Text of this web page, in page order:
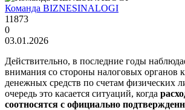
Команда BIZNESINALOGI
11873
0
03.01.2026
Действительно, в последние годы
внимания со стороны налоговых органов
денежных средств по счетам физических
очередь это касается ситуаций, когда
соотносятся с официально